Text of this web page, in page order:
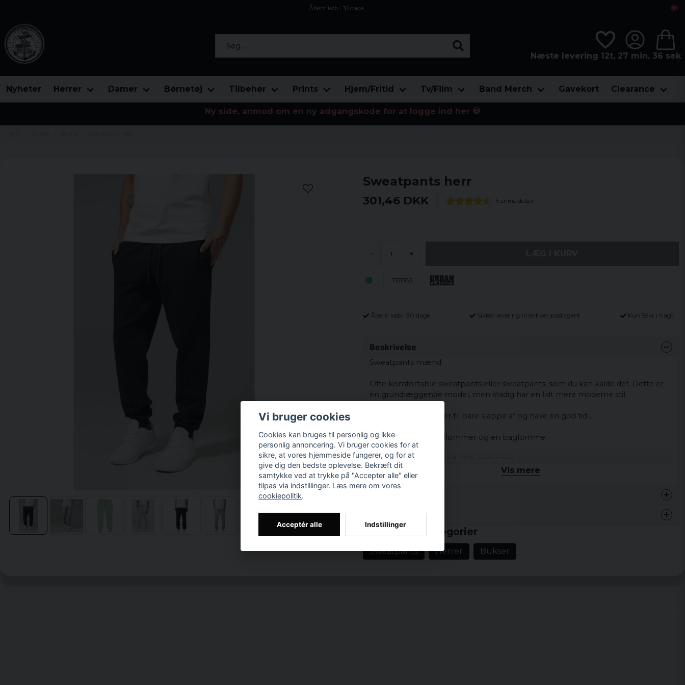
Åbent køb i 30 dage
Næste levering 12t, 27 min, 36 sek
Nyheter Herrer Damer Børnetøj Tilbehør Prints Hjem/Fritid Tv/Film Band Merch Gavekort Clearance
Ny side, anmod om en ny adgangskode for at logge ind her 💀
Sweatpants herr
301,46 DKK 5 anmeldelser
- +
TB1582
Åbent køb i 30 dage Sikker levering til enhver postagent Kun 59kr i fragt
Beskrivelse
Sweatpants mænd.
Ofte komfortable sweatpants eller sweatpants, som du kan kalde det. Dette er
en grundlæggende model, men stadig har en lidt mere moderne stil.
bukser til bare slappe af og have en god tid i.
Modellen sidelommer og en baglomme.
Materiale: 80
Vis mere
for 3 år siden
for 3 år siden
Prishistorik
Relaterede kategorier
Sweatpants Herrer Bukser
Vi bruger cookies
Cookies kan bruges til personlig og ikke-
personlig annoncering. Vi bruger cookies for at
sikre, at vores hjemmeside fungerer, og for at
give dig den bedste oplevelse. Bekræft dit
samtykke ved at trykke på "Accepter alle" eller
tilpas via indstillinger. Læs mere om vores
cookiepolitik.
Acceptér alle Indstillinger